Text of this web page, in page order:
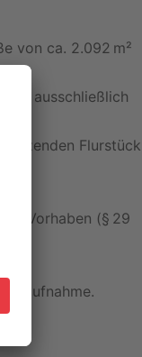
von ca. 2.092 m²
ist ausschließlich
Flurstück
Vorhaben (§ 29